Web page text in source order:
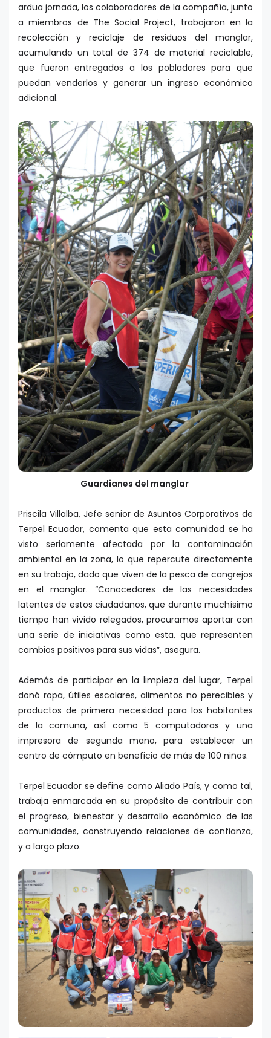
ardua jornada, los colaboradores de la compañía, junto
a miembros de The Social Project, trabajaron en la
recolección y reciclaje de residuos del manglar,
acumulando un total de 374 de material reciclable,
que fueron entregados a los pobladores para que
puedan venderlos y generar un ingreso económico
adicional.
Guardianes del manglar
Priscila Villalba, Jefe senior de Asuntos Corporativos de
Terpel Ecuador, comenta que esta comunidad se ha
visto seriamente afectada por la contaminación
ambiental en la zona, lo que repercute directamente
en su trabajo, dado que viven de la pesca de cangrejos
en el manglar. “Conocedores de las necesidades
latentes de estos ciudadanos, que durante muchísimo
tiempo han vivido relegados, procuramos aportar con
una serie de iniciativas como esta, que representen
cambios positivos para sus vidas”, asegura.
Además de participar en la limpieza del lugar, Terpel
donó ropa, útiles escolares, alimentos no perecibles y
productos de primera necesidad para los habitantes
de la comuna, así como 5 computadoras y una
impresora de segunda mano, para establecer un
centro de cómputo en beneficio de más de 100 niños.
Terpel Ecuador se define como Aliado País, y como tal,
trabaja enmarcada en su propósito de contribuir con
el progreso, bienestar y desarrollo económico de las
comunidades, construyendo relaciones de confianza,
y a largo plazo.